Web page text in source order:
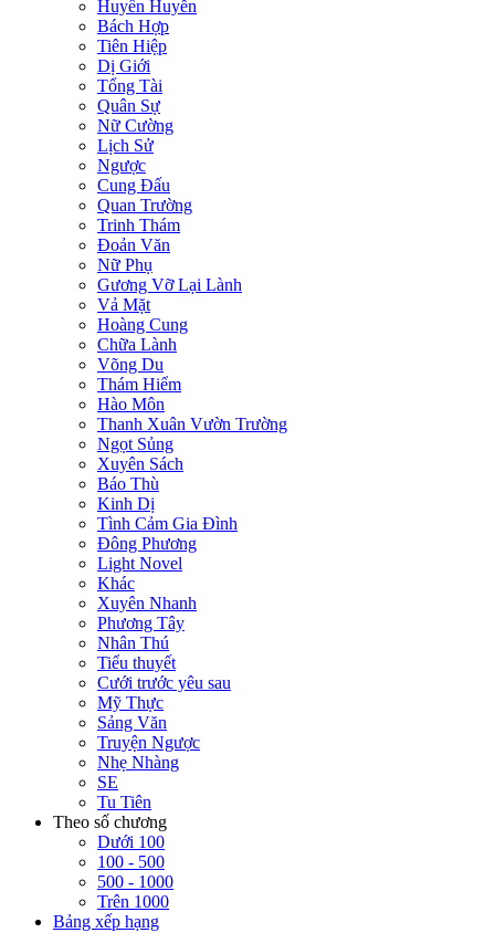
Huyền Huyễn
Bách Hợp
Tiên Hiệp
Dị Giới
Tổng Tài
Quân Sự
Nữ Cường
Lịch Sử
Ngược
Cung Đấu
Quan Trường
Trinh Thám
Đoản Văn
Nữ Phụ
Gương Vỡ Lại Lành
Vả Mặt
Hoàng Cung
Chữa Lành
Võng Du
Thám Hiểm
Hào Môn
Thanh Xuân Vườn Trường
Ngọt Sủng
Xuyên Sách
Báo Thù
Kinh Dị
Tình Cảm Gia Đình
Đông Phương
Light Novel
Khác
Xuyên Nhanh
Phương Tây
Nhân Thú
Tiểu thuyết
Cưới trước yêu sau
Mỹ Thực
Sảng Văn
Truyện Ngược
Nhẹ Nhàng
SE
Tu Tiên
Theo số chương
Dưới 100
100 - 500
500 - 1000
Trên 1000
Bảng xếp hạng